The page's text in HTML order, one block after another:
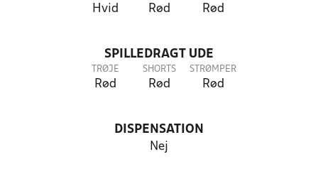
Hvid Rød Rød
SPILLEDRAGT UDE
TRØJE
Rød
SHORTS
Rød
STRØMPER
Rød
DISPENSATION
Nej